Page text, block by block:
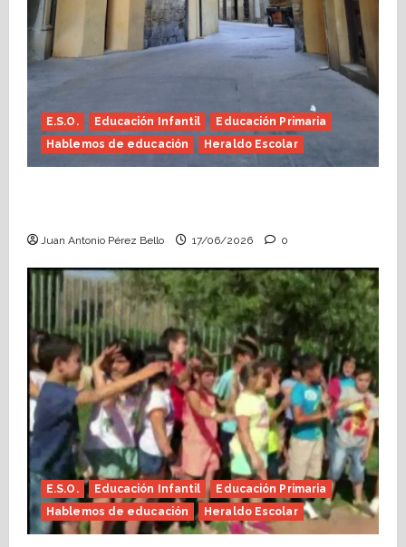
E.S.O. Educación Infantil
Educación Primaria
Hablemos de educación
Heraldo Escolar
Juan Antonio Pérez Bello 17/06/2026 0
E.S.O. Educación Infantil
Educación Primaria
Hablemos de educación
Heraldo Escolar